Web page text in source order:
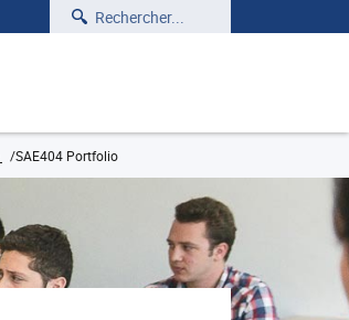
Rechercher
SAE404 Portfolio